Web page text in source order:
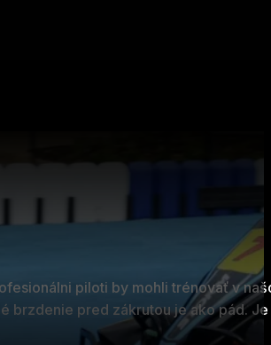
piloti by mohli trénovať v
brzdenie pred zákrutou je ako pád.